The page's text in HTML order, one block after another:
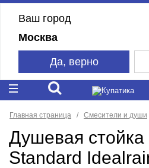
Ваш город
Москва
Да, верно
Главная страница Смесители и души
Душевая стойка
Standard